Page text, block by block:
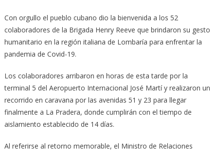
Con orgullo el pueblo cubano dio la bienvenida a los 52
colaboradores de la Brigada Henry Reeve que brindaron su gesto
humanitario en la región italiana de Lombaría para enfrentar la
pandemia de Covid-19.
Los colaboradores arribaron en horas de esta tarde por la
terminal 5 del Aeropuerto Internacional José Martí y realizaron un
recorrido en caravana por las avenidas 51 y 23 para llegar
finalmente a La Pradera, donde cumplirán con el tiempo de
aislamiento establecido de 14 días.
Al referirse al retorno memorable, el Ministro de Relaciones